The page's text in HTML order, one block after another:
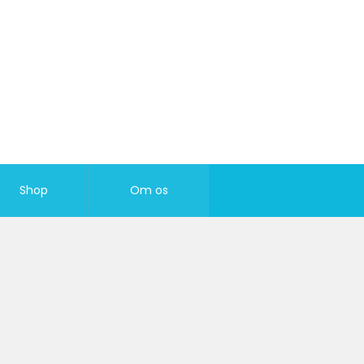
Shop Om os